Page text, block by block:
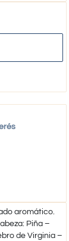
aromático.
Piña –
de Virginia –